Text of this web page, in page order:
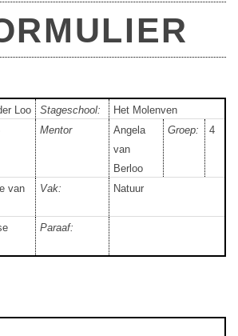
Loo Stageschool:
Het Molenven
Mentor
Angela
van
Berloo
Groep: 4
van
Vak: Natuur
Paraaf: